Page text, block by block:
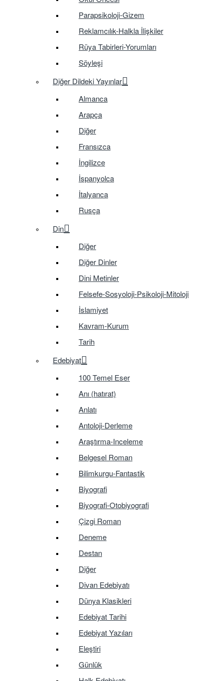
Parapsikoloji-Gizem
Reklamcılık-Halkla İlişkiler
Rüya Tabirleri-Yorumları
Söyleşi
Diğer Dildeki Yayınlar
Almanca
Arapça
Diğer
Fransızca
İngilizce
İspanyolca
İtalyanca
Rusça
Din
Diğer
Diğer Dinler
Dini Metinler
Felsefe-Sosyoloji-Psikoloji-Mitoloji
İslamiyet
Kavram-Kurum
Tarih
Edebiyat
100 Temel Eser
Anı (hatırat)
Anlatı
Antoloji-Derleme
Araştırma-Inceleme
Belgesel Roman
Bilimkurgu-Fantastik
Biyografi
Biyografi-Otobiyografi
Çizgi Roman
Deneme
Destan
Diğer
Divan Edebiyatı
Dünya Klasikleri
Edebiyat Tarihi
Edebiyat Yazıları
Eleştiri
Günlük